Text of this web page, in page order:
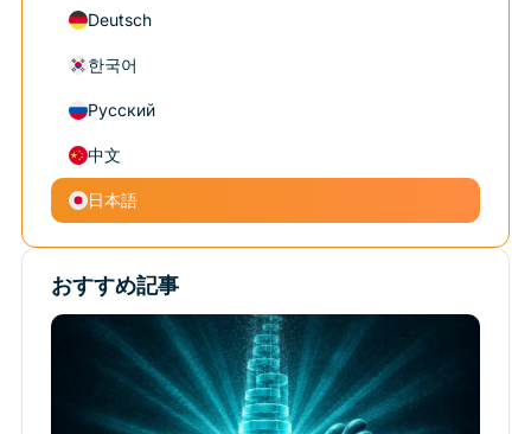
Deutsch
한국어
Русский
中文
日本語
おすすめ記事